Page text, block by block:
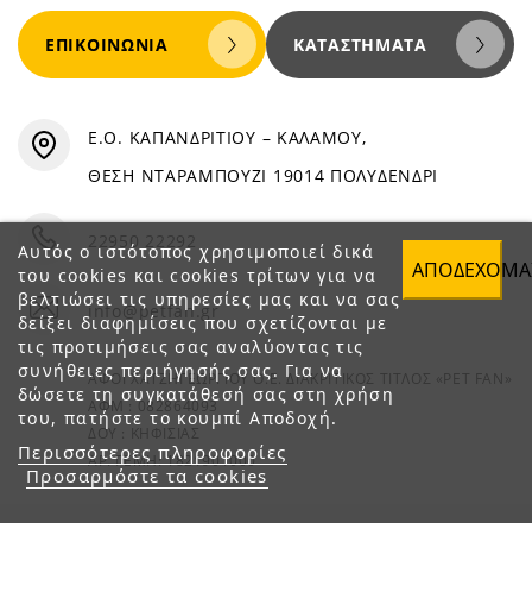
Αυτός ο ιστότοπος χρησιμοποιεί δικά
του cookies και cookies τρίτων για να
βελτιώσει τις υπηρεσίες μας και να σας
δείξει διαφημίσεις που σχετίζονται με
τις προτιμήσεις σας αναλύοντας τις
συνήθειες περιήγησής σας. Για να
δώσετε τη συγκατάθεσή σας στη χρήση
του, πατήστε το κουμπί Αποδοχή.
Περισσότερες πληροφορίες
Προσαρμόστε τα cookies
ΕΠΙΚΟΙΝΩΝΊΑ ΚΑΤΑΣΤΉΜΑΤΑ
Ε.Ο. ΚΑΠΑΝΔΡΙΤΙΟΥ – ΚΑΛΑΜΟΥ,
ΘΕΣΗ ΝΤΑΡΑΜΠΟΥΖΙ 19014 ΠΟΛΥΔΕΝΔΡΙ
22950 22292
info@petfan.gr
ΑΦΟΙ ΧΑΤΖΗΓΕΩΡΓΙΟΥ Ο.Ε. ΔΙΑΚΡΙΤΙΚΟΣ ΤΙΤΛΟΣ «PET FAN»
ΑΦΜ : 082864093
ΔΟΥ : ΚΗΦΙΣΙΑΣ
ΑΡ. ΓΕΜΗ: 1821901000